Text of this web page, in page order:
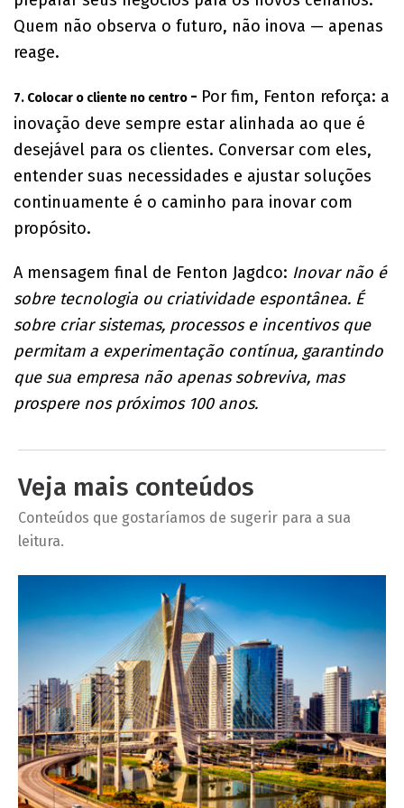
Quem não observa o futuro, não inova — apenas
reage.
7. Colocar o cliente no centro - Por fim, Fenton reforça: a
inovação deve sempre estar alinhada ao que é
desejável para os clientes. Conversar com eles,
entender suas necessidades e ajustar soluções
continuamente é o caminho para inovar com
propósito.
A mensagem final de Fenton Jagdco: Inovar não é
sobre tecnologia ou criatividade espontânea. É
sobre criar sistemas, processos e incentivos que
permitam a experimentação contínua, garantindo
que sua empresa não apenas sobreviva, mas
prospere nos próximos 100 anos.
Veja mais conteúdos
Conteúdos que gostaríamos de sugerir para a sua
leitura.